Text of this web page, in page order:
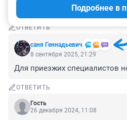
ОТВЕТИТЬ
саня Геннадьевич
Подробнее в
8 сентября 2025, 21:29
Для приезжих специалистов
ОТВЕТИТЬ
Гость
26 декабря 2024, 11:08